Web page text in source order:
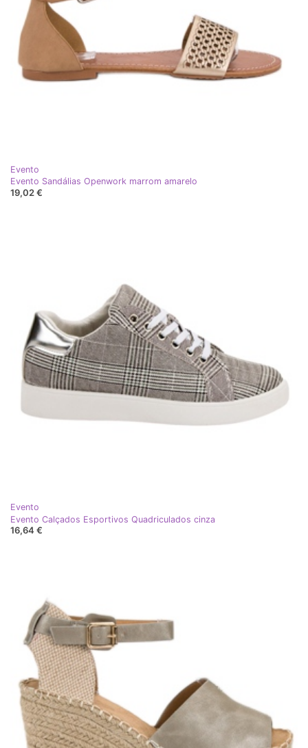
Evento
Evento Sandálias Openwork marrom amarelo
19,02 €
Evento
Evento Calçados Esportivos Quadriculados cinza
16,64 €